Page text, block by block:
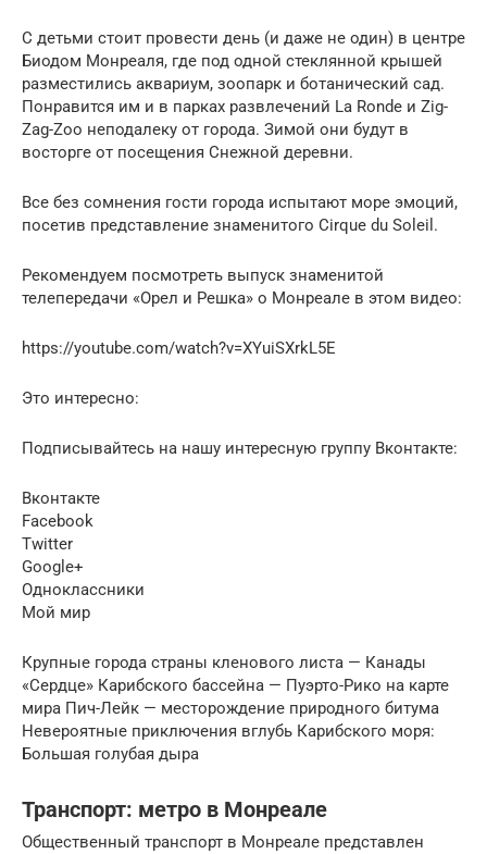
С детьми стоит провести день (и даже не один) в центре
Биодом Монреаля, где под одной стеклянной крышей
разместились аквариум, зоопарк и ботанический сад.
Понравится им и в парках развлечений La Ronde и Zig-
Zag-Zoo неподалеку от города. Зимой они будут в
восторге от посещения Снежной деревни.
Все без сомнения гости города испытают море эмоций,
посетив представление знаменитого Cirque du Soleil.
Рекомендуем посмотреть выпуск знаменитой
телепередачи «Орел и Решка» о Монреале в этом видео:
https://youtube.com/watch?v=XYuiSXrkL5E
Это интересно:
Подписывайтесь на нашу интересную группу Вконтакте:
Вконтакте
Facebook
Twitter
Google+
Одноклассники
Мой мир
Крупные города страны кленового листа — Канады
«Сердце» Карибского бассейна — Пуэрто-Рико на карте
мира Пич-Лейк — месторождение природного битума
Невероятные приключения вглубь Карибского моря:
Большая голубая дыра
Транспорт: метро в Монреале
Общественный транспорт в Монреале представлен